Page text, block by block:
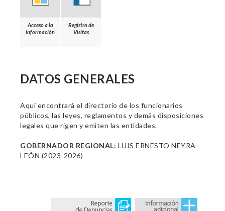
Acceso a la
información
Registro de
Visitas
DATOS GENERALES
Aquí encontrará el directorio de los funcionarios
públicos, las leyes, reglamentos y demás disposiciones
legales que rigen y emiten las entidades.
GOBERNADOR REGIONAL: LUIS ERNESTO NEYRA
LEÓN (2023-2026)